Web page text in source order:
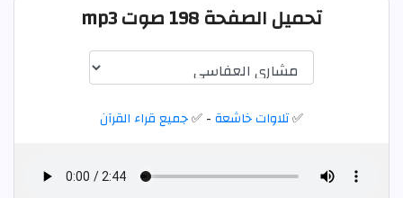
تحميل الصفحة 198 صوت mp3
✅تلاوات خاشعة- ✅جميع قراء القرآن